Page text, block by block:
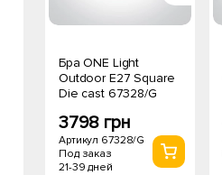
Бра ONE Light
Outdoor E27 Square
Die cast 67328/G
3798 грн
Артикул 67328/G
Под заказ
21-39 дней